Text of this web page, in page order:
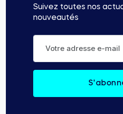
Suivez toutes nos
nouveautés